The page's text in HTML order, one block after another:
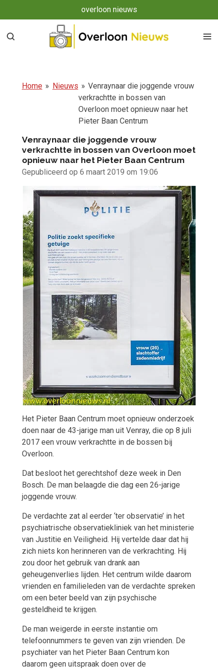
direct
naar
overloon nieuws
Home » Nieuws » Venraynaar die joggende vrouw
verkrachtte in bossen van
Overloon moet opnieuw naar het
Pieter Baan Centrum
Venraynaar die joggende vrouw
verkrachtte in bossen van Overloon moet
opnieuw naar het Pieter Baan Centrum
Gepubliceerd op 6 maart 2019 om 19:06
Het Pieter Baan Centrum moet opnieuw onderzoek
doen naar de 43-jarige man uit Venray, die op 8 juli
2017 een vrouw verkrachtte in de bossen bij
Overloon.
Dat besloot het gerechtshof deze week in Den
Bosch. De man belaagde die dag een 26-jarige
joggende vrouw.
De verdachte zat al eerder ‘ter observatie’ in het
psychiatrische observatiekliniek van het ministerie
van Justitie en Veiligheid. Hij vertelde daar dat hij
zich niets kon herinneren van de verkrachting. Hij
zou door het gebruik van drank aan
geheugenverlies lijden. Het centrum wilde daarom
vrienden en familieleden van de verdachte spreken
om een beter beeld van zijn psychische
gesteldheid te krijgen.
De man weigerde in eerste instantie om
telefoonnummers te geven van zijn vrienden. De
psychiater van het Pieter Baan Centrum kon
daarom geen uitspraak doen over de